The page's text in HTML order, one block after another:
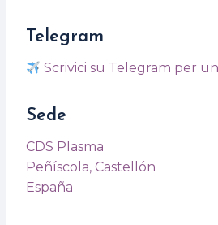
Telegram
Scrivici su Telegram per
Sede
CDS Plasma
Peñíscola, Castellón
España